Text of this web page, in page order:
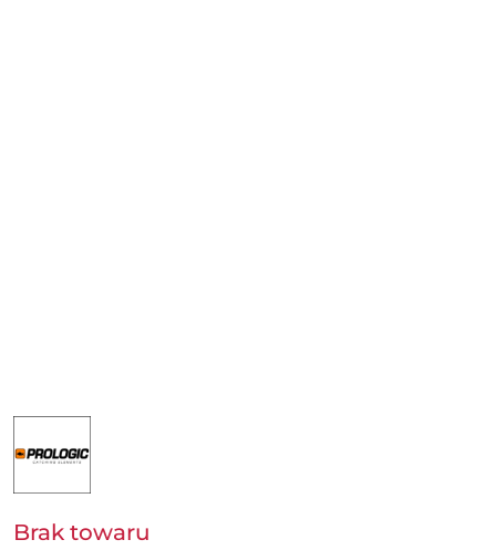
NAZWA
PROLOGIC
SPORT
Brak towaru